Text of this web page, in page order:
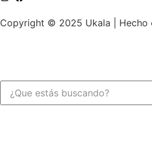
Copyright © 2025 Ukala | Hecho